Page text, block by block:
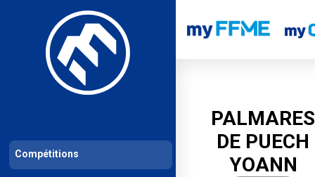
Les compétitions Calendrier de compétitions Classements
PALMARES
DE PUECH
YOANN
Compétitions